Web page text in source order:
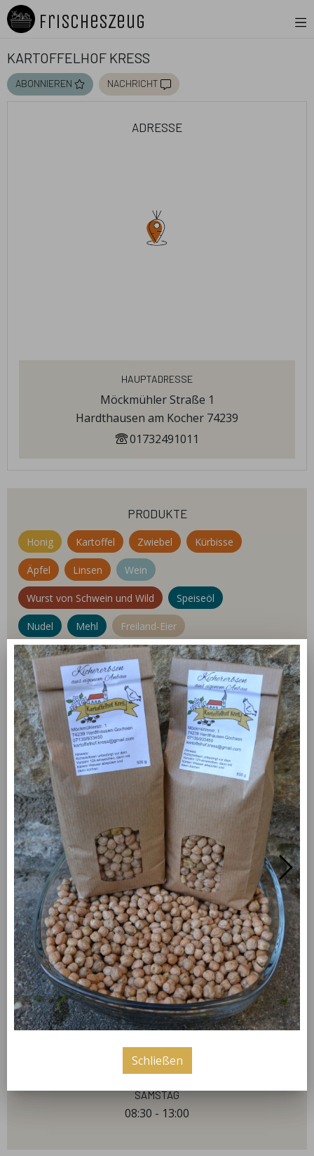
FrischesZeug
Kartoffelhof Kreß
abonnieren nachricht
adresse
Hauptadresse
Möckmühler Straße 1
Hardthausen am Kocher 74239
01732491011
produkte
Honig Kartoffel Zwiebel Kürbisse
Äpfel Linsen Wein
Wurst von Schwein und Wild Speiseöl
Nudel Mehl Freiland-Eier
Kichererbsen
willkommen
Wir bewirtschaften einen kleinen
landwirtschaftlichen Familienbetrieb im unteren
Kochertal. Neben Getreide und Zuckerrüben
wachsen auf unseren Feldern auch Kartoffeln,
Linsen, Kichererbsen und etwas Gemüse, wie
Zwiebeln und Kürbisse für unseren Hofladen. Die
Freilandeier unserer Legehennen aus unseren
beiden Mobilställen runden unser Angebot an
unsere Kunden ab. In unserem Hofladen gibt es
außerdem zahlreiche Produkte von umliegenden
Höfen und Direktvermarktern. Besuchen Sie uns
doch einfach zu unseren Öffnungszeiten oder
kontaktieren Sie uns per Mail oder Telefon!
öffnungszeiten
Mittwoch
17:00 - 19:00
Samstag
08:30 - 13:00
Schließen